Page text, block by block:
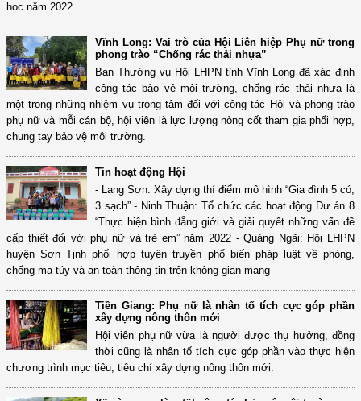
học năm 2022.
Vĩnh Long: Vai trò của Hội Liên hiệp Phụ nữ trong
phong trào “Chống rác thải nhựa”
Ban Thường vụ Hội LHPN tỉnh Vĩnh Long đã xác định
công tác bảo vệ môi trường, chống rác thải nhựa là
một trong những nhiệm vụ trọng tâm đối với công tác Hội và phong trào
phụ nữ và mỗi cán bộ, hội viên là lực lượng nòng cốt tham gia phối hợp,
chung tay bảo vệ môi trường.
Tin hoạt động Hội
- Lạng Sơn: Xây dựng thí điểm mô hình “Gia đình 5 có,
3 sạch” - Ninh Thuận: Tổ chức các hoạt động Dự án 8
“Thực hiện bình đẳng giới và giải quyết những vấn đề
cấp thiết đối với phụ nữ và trẻ em” năm 2022 - Quảng Ngãi: Hội LHPN
huyện Sơn Tịnh phối hợp tuyên truyền phổ biến pháp luật về phòng,
chống ma túy và an toàn thông tin trên không gian mạng
Tiền Giang: Phụ nữ là nhân tố tích cực góp phần
xây dựng nông thôn mới
Hội viên phụ nữ vừa là người được thụ hưởng, đồng
thời cũng là nhân tố tích cực góp phần vào thực hiện
chương trình mục tiêu, tiêu chí xây dựng nông thôn mới.